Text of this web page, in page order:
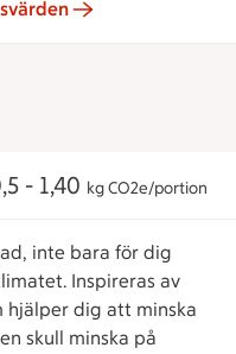
- 1,40 kg CO2e/portion
inte bara för dig
Inspireras av
hjälper dig att minska
skull minska på